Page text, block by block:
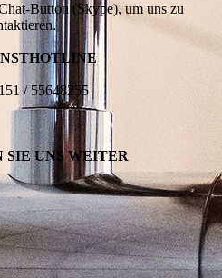
Button (Skype), um uns zu
/ 55648255
SIE UNS WEITER